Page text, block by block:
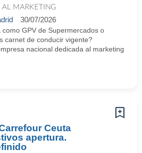
AL MARKETING
30/07/2026
GPV de Supermercados o
carnet de conducir vigente?
nacional dedicada al marketing
Ceuta
apertura.